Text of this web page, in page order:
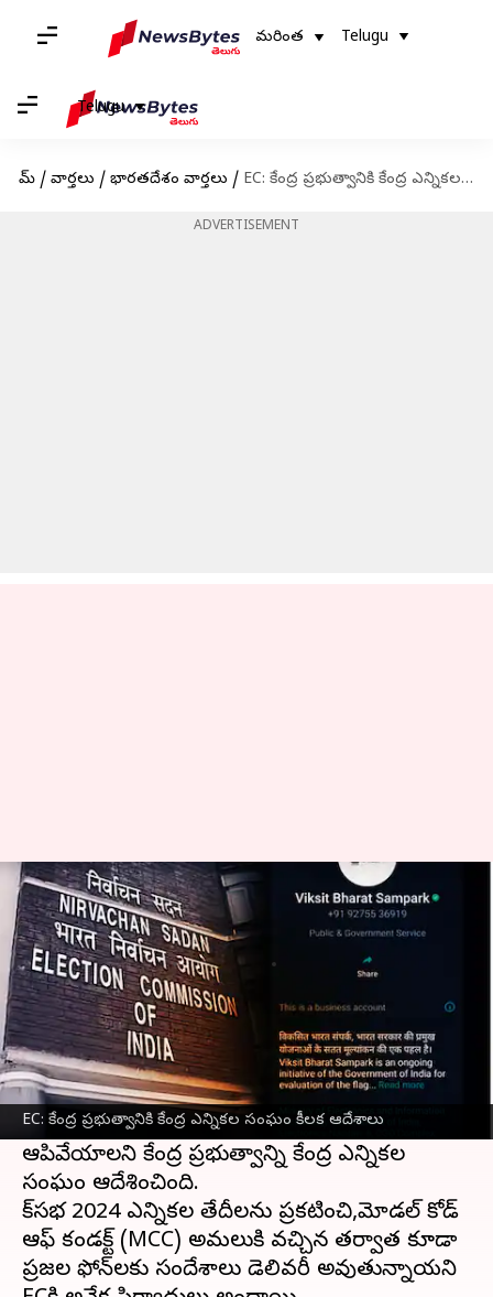
మరింత Telugu
Telugu
హోమ్ / వార్తలు / భారతదేశం వార్తలు / EC: కేంద్ర ప్రభుత్వానికి కేంద్ర ఎన్నికల సంఘం కీలక ఆదేశాలు
ADVERTISEMENT
EC: కేంద్ర ప్రభుత్వానికి కేంద్ర ఎన్నికల సంఘం కీలక ఆదేశాలు
EC: కేంద్ర ప్రభుత్వానికి కేంద్ర ఎన్నికల
సంఘం కీలక ఆదేశాలు
వ్రాసిన వారు Sirish Praharaju Mar 21, 2024
ఈ వార్తాకథనం ఏంటి
లోక్‌సభఎన్నికల వేళ కేంద్ర ప్రభుత్వానికి కేంద్రఎన్నికల
సంఘంకీలక ఆదేశాలు జారీ చేసింది.
వాట్సాప్‌లో 'వికసిత్ భారత్' సందేశాలను పంపడం
ఆపివేయాలని కేంద్ర ప్రభుత్వాన్ని కేంద్ర ఎన్నికల
సంఘం ఆదేశించింది.
లోక్‌సభ 2024 ఎన్నికల తేదీలను ప్రకటించి,మోడల్ కోడ్
ఆఫ్ కండక్ట్ (MCC) అమలులోకి వచ్చిన తర్వాత కూడా
ప్రజల ఫోన్‌లకు సందేశాలు డెలివరీ అవుతున్నాయని